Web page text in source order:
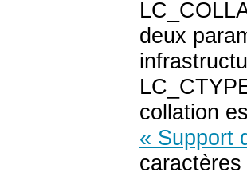
deux
collation
« Support